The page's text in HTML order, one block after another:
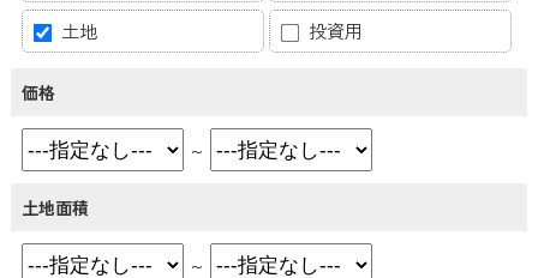
土地
投資用
価格
～
土地面積
～